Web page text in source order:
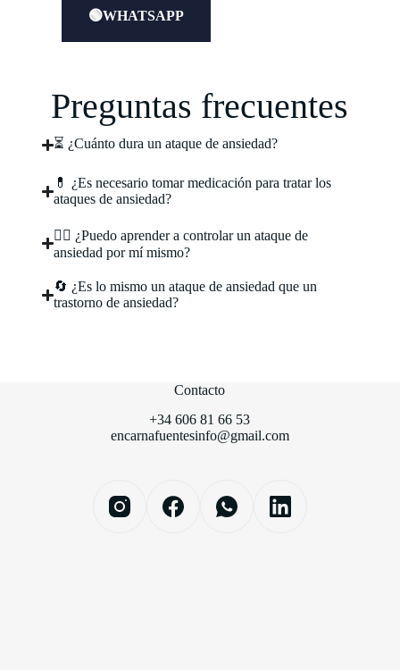
🟢WHATSAPP
Preguntas frecuentes
⏳ ¿Cuánto dura un ataque de ansiedad?
💊 ¿Es necesario tomar medicación para tratar los
ataques de ansiedad?
🧘‍♂️ ¿Puedo aprender a controlar un ataque de
ansiedad por mí mismo?
🔄 ¿Es lo mismo un ataque de ansiedad que un
trastorno de ansiedad?
Contacto
+34 606 81 66 53
encarnafuentesinfo@gmail.com